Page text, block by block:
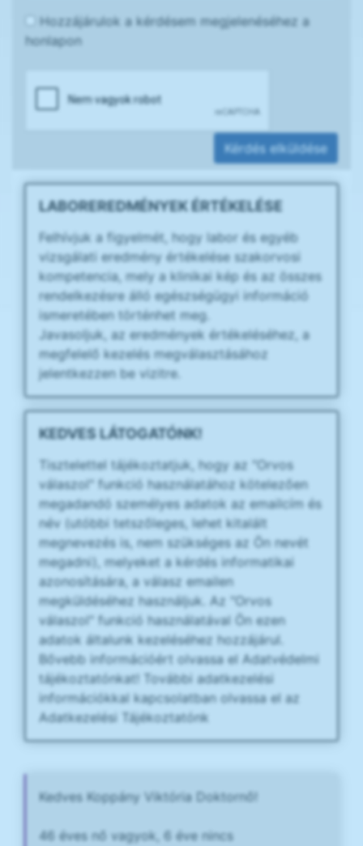
Hozzájárulok a kérdésem megjelenéséhez a
honlapon
Kérdés elküldése
LABOREREDMÉNYEK ÉRTÉKELÉSE
Felhívjuk a figyelmét, hogy labor és egyéb
vizsgálati eredmény értékelése szakorvosi
kompetencia, mely a klinikai kép és az összes
rendelkezésre álló egészségügyi információ
ismeretében történhet meg.
Javasoljuk, az eredmények értékeléséhez, a
megfelelő kezelés megválasztásához
jelentkezzen be vizitre.
KEDVES LÁTOGATÓNK!
Tisztelettel tájékoztatjuk, hogy az "Orvos
válaszol" funkció használatához kötelezően
megadandó személyes adatok az emailcím és
név (utóbbi tetszőleges, lehet kitalált
megnevezés is, nem szükséges az Ön nevét
megadni), melyeket a kérdés informatikai
azonosítására, a válasz emailen
megküldéséhez használjuk. Az "Orvos
válaszol" funkció használatával Ön ezen
adatok általunk kezeléséhez hozzájárul.
Bővebb információért olvassa el Adatvédelmi
tájékoztatónkat! További adatkezelési
információkkal kapcsolatban olvassa el az
Adatkezelési Tájékoztatónk
Kedves Koppány Viktória Doktornő!
46 éves nő vagyok, 6 éve nincs